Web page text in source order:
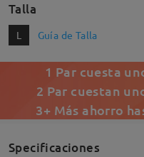
Talla
L Guía de Talla
1 Par cuesta
2 Par cuestan
3+ Más ahorro
Specificaciones